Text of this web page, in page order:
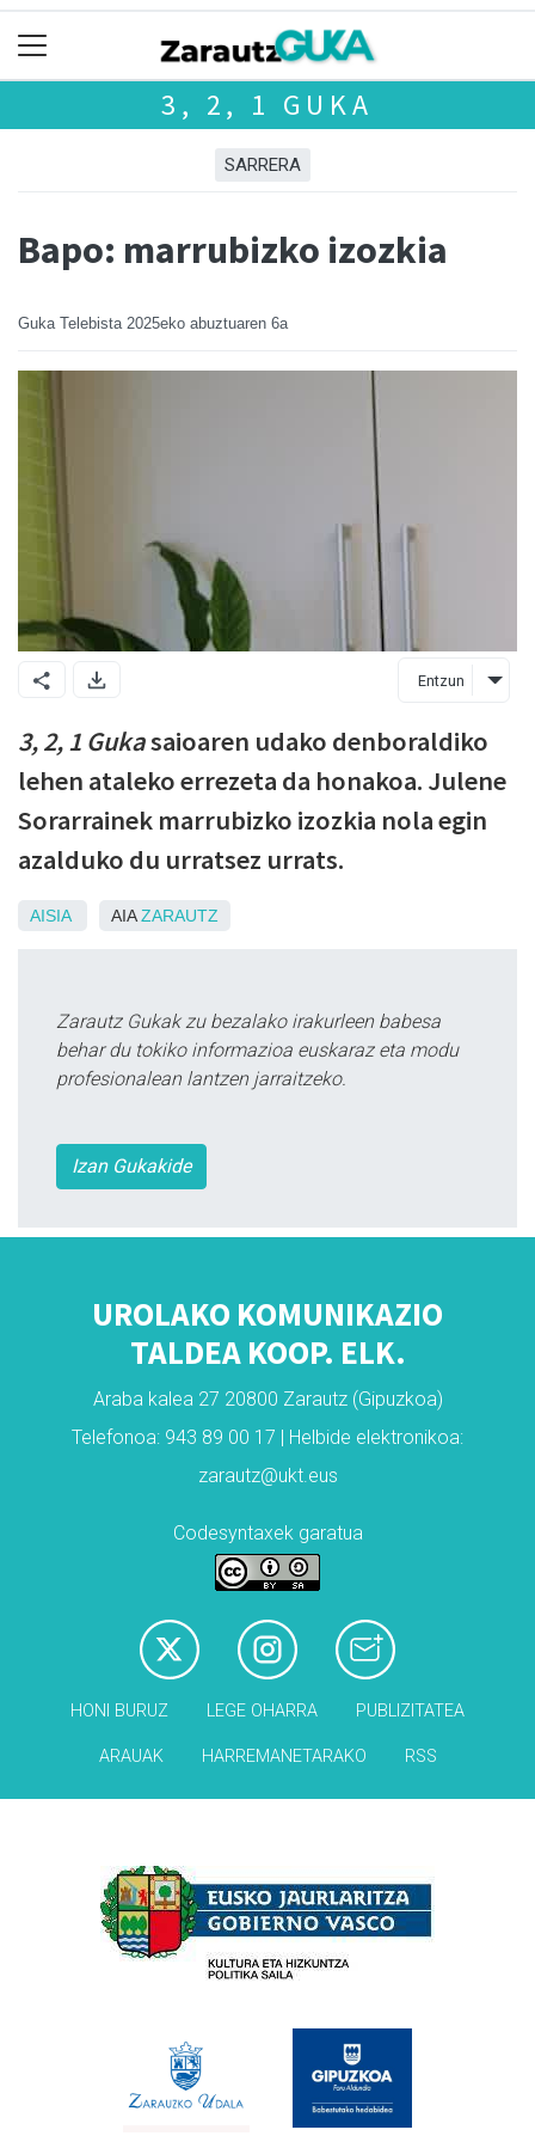
3, 2, 1 GUKA
SARRERA
Bapo: marrubizko izozkia
Guka Telebista 2025eko abuztuaren 6a
Entzun
3, 2, 1 Gukasaioaren udako denboraldiko
lehen ataleko errezeta da honakoa. Julene
Sorarrainek marrubizko izozkia nola egin
azalduko du urratsez urrats.
AISIA AIAZARAUTZ
Zarautz Gukak zu bezalako irakurleen babesa
behar du tokiko informazioa euskaraz eta modu
profesionalean lantzen jarraitzeko.
Izan Gukakide
UROLAKO KOMUNIKAZIO
TALDEA KOOP. ELK.
Araba kalea 27 20800 Zarautz (Gipuzkoa)
Telefonoa: 943 89 00 17 | Helbide elektronikoa:
zarautz@ukt.eus
Codesyntaxek garatua
HONI BURUZ LEGE OHARRA PUBLIZITATEA
ARAUAK HARREMANETARAKO RSS